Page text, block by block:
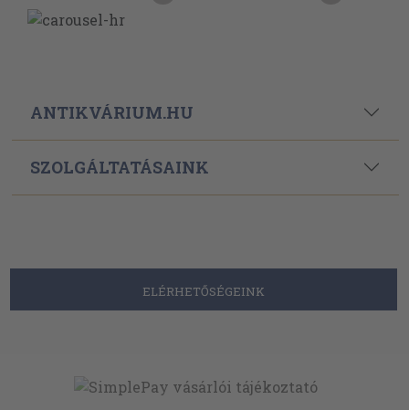
ANTIKVÁRIUM.HU
SZOLGÁLTATÁSAINK
ELÉRHETŐSÉGEINK